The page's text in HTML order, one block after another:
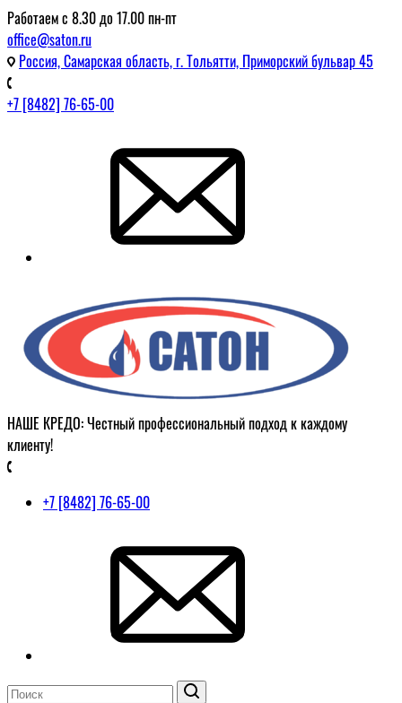
Работаем с 8.30 до 17.00 пн-пт
office@saton.ru
Россия, Самарская область, г. Тольятти, Приморский бульвар 45
+7 [8482] 76-65-00
НАШЕ КРЕДО: Честный профессиональный подход к каждому
клиенту!
+7 [8482] 76-65-00